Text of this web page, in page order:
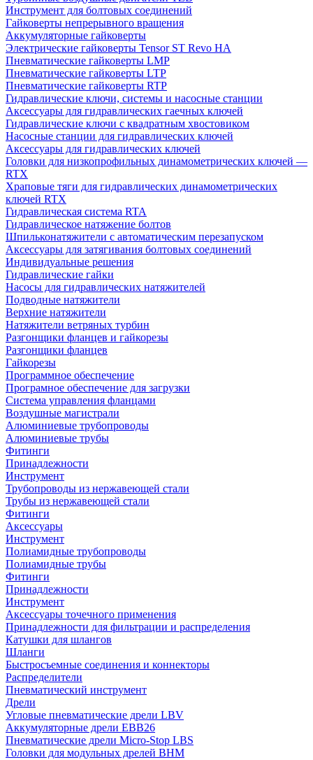
Инструмент для болтовых соединений
Гайковерты непрерывного вращения
Аккумуляторные гайковерты
Электрические гайковерты Tensor ST Revo HA
Пневматические гайковерты LMP
Пневматические гайковерты LTP
Пневматические гайковерты RTP
Гидравлические ключи, системы и насосные станции
Аксессуары для гидравлических гаечных ключей
Гидравлические ключи с квадратным хвостовиком
Насосные станции для гидравлических ключей
Аксессуары для гидравлических ключей
Головки для низкопрофильных динамометрических ключей —
RTX
Храповые тяги для гидравлических динамометрических
ключей RTX
Гидравлическая система RTA
Гидравлическое натяжение болтов
Шпильконатяжители с автоматическим перезапуском
Аксессуары для затягивания болтовых соединений
Индивидуальные решения
Гидравлические гайки
Насосы для гидравлических натяжителей
Подводные натяжители
Верхние натяжители
Натяжители ветряных турбин
Разгонщики фланцев и гайкорезы
Разгонщики фланцев
Гайкорезы
Программное обеспечение
Програмное обеспечение для загрузки
Система управления фланцами
Воздушные магистрали
Алюминиевые трубопроводы
Алюминиевые трубы
Фитинги
Принадлежности
Инструмент
Трубопроводы из нержавеющей стали
Трубы из нержавеющей стали
Фитинги
Аксессуары
Инструмент
Полиамидные трубопроводы
Полиамидные трубы
Фитинги
Принадлежности
Инструмент
Аксессуары точечного применения
Принадлежности для фильтрации и распределения
Катушки для шлангов
Шланги
Быстросъемные соединения и коннекторы
Распределители
Пневматический инструмент
Дрели
Угловые пневматические дрели LBV
Аккумуляторные дрели EBB26
Пневматические дрели Micro-Stop LBS
Головки для модульных дрелей BHM